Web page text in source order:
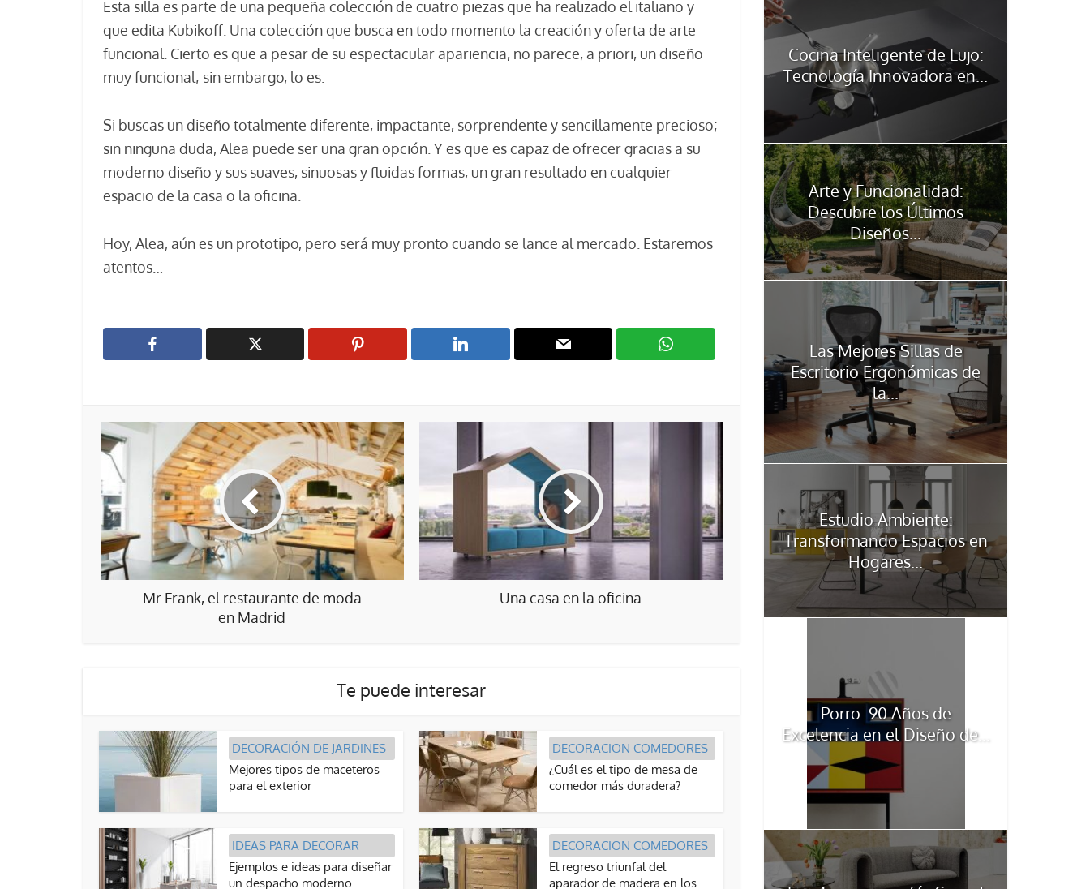
Esta silla es parte de una pequeña colección de cuatro piezas que ha realizado el italiano y
que edita Kubikoff. Una colección que busca en todo momento la creación y oferta de arte
funcional. Cierto es que a pesar de su espectacular apariencia, no parece, a priori, un diseño
muy funcional; sin embargo, lo es.
Si buscas un diseño totalmente diferente, impactante, sorprendente y sencillamente precioso;
sin ninguna duda, Alea puede ser una gran opción. Y es que es capaz de ofrecer gracias a su
moderno diseño y sus suaves, sinuosas y fluidas formas, un gran resultado en cualquier
espacio de la casa o la oficina.
Hoy, Alea, aún es un prototipo, pero será muy pronto cuando se lance al mercado. Estaremos
atentos…
Mr Frank, el restaurante de moda
en Madrid
Una casa en la oficina
Te puede interesar
DECORACIÓN DE JARDINES
Mejores tipos de maceteros
para el exterior
DECORACION COMEDORES
¿Cuál es el tipo de mesa de
comedor más duradera?
IDEAS PARA DECORAR
Ejemplos e ideas para diseñar
un despacho moderno
DECORACION COMEDORES
El regreso triunfal del
aparador de madera en los...
Cocina Inteligente de Lujo:
Tecnología Innovadora en...
Arte y Funcionalidad:
Descubre los Últimos
Diseños...
Las Mejores Sillas de
Escritorio Ergonómicas de
la...
Estudio Ambiente:
Transformando Espacios en
Hogares...
Porro: 90 Años de
Excelencia en el Diseño de...